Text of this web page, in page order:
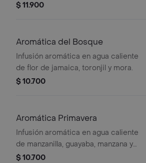
$ 11.900
Aromática del Bosque
Infusión aromática en agua caliente
de flor de jamaica, toronjil y mora.
$ 10.700
Aromática Primavera
Infusión aromática en agua caliente
de manzanilla, guayaba, manzana y
fresa.
$ 10.700